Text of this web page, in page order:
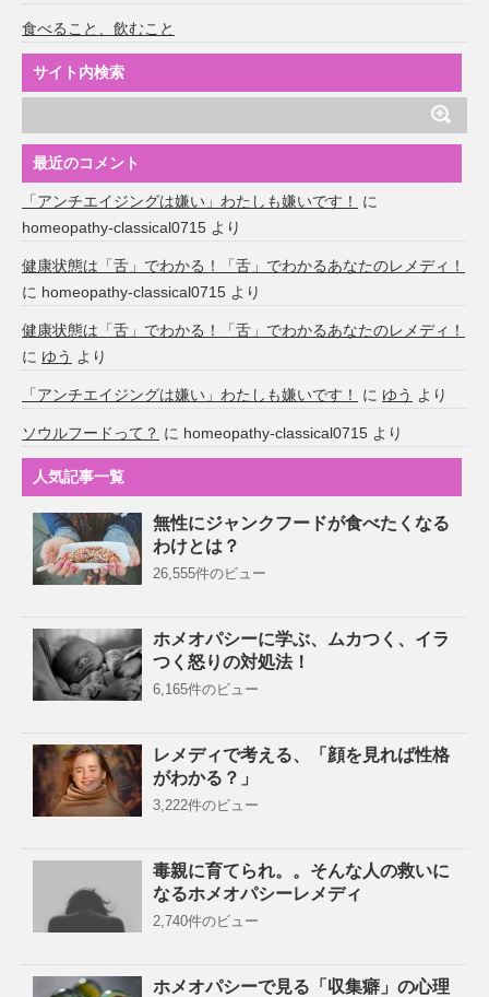
食べること、飲むこと
サイト内検索
最近のコメント
「アンチエイジングは嫌い」わたしも嫌いです！
に
homeopathy-classical0715 より
健康状態は「舌」でわかる！「舌」でわかるあなたのレメディ！
に homeopathy-classical0715 より
健康状態は「舌」でわかる！「舌」でわかるあなたのレメディ！
に ゆう より
「アンチエイジングは嫌い」わたしも嫌いです！ に ゆう より
ソウルフードって？ に homeopathy-classical0715 より
人気記事一覧
無性にジャンクフードが食べたくなる
わけとは？
26,555件のビュー
ホメオパシーに学ぶ、ムカつく、イラ
つく怒りの対処法！
6,165件のビュー
レメディで考える、「顔を見れば性格
がわかる？」
3,222件のビュー
毒親に育てられ。。そんな人の救いに
なるホメオパシーレメディ
2,740件のビュー
ホメオパシーで見る「収集癖」の心理